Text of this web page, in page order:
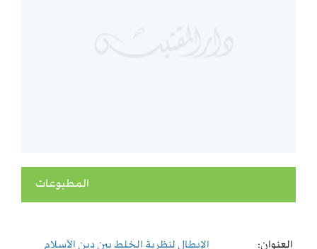
المطبوعات
العنوان: الإبطال لنظرية الخلط بين دين الآسلام